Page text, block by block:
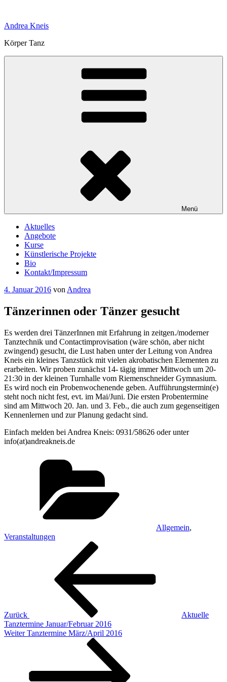
springen
Andrea Kneis
Körper Tanz
Menü
Aktuelles
Angebote
Kurse
Künstlerische Projekte
Bio
Kontakt/Impressum
Veröffentlicht
4. Januar 2016 von Andrea
Tänzerinnen oder Tänzer gesucht
Es werden drei TänzerInnen mit Erfahrung in zeitgen./moderner
Tanztechnik und Contactimprovisation (wäre schön, aber nicht
zwingend) gesucht, die Lust haben unter der Leitung von Andrea
Kneis ein kleines Tanzstück mit vielen akrobatischen Elementen zu
erarbeiten. Wir proben zunächst 14- tägig immer Mittwoch um 20-
21:30 in der kleinen Turnhalle vom Riemenschneider Gymnasium.
Es wird noch ein Probenwochenende geben. Aufführungstermin(e)
steht noch nicht fest, evt. im Mai/Juni. Die ersten Probentermine
sind am Mittwoch 20. Jan. und 3. Feb., die auch zum gegenseitigen
Kennenlernen und zur Planung gedacht sind.
Einfach melden bei Andrea Kneis: 0931/58626 oder unter
info(at)andreakneis.de
Allgemein,
Veranstaltungen
Beitragsnavigation
Zurück
Aktuelle
Tanztermine Januar/Februar 2016
Nächster
Weiter Tanztermine März/April 2016